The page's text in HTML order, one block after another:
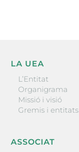
LA UEA
L’Entitat
Organigrama
Missió i visió
Gremis i entitats
ASSOCIAT